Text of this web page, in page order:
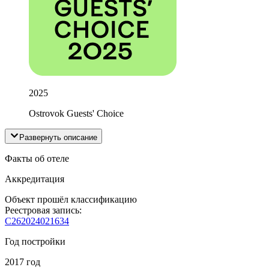
2025
Ostrovok Guests' Choice
Развернуть описание
Факты об отеле
Аккредитация
Объект прошёл классификацию
Реестровая запись:
С262024021634
Год постройки
2017 год